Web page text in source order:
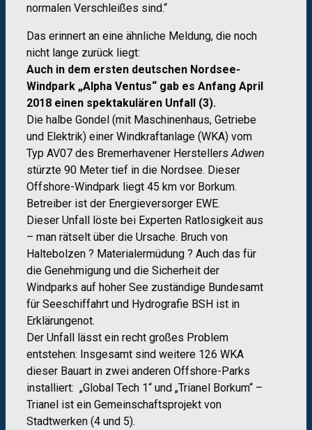
normalen Verschleißes sind.“
Das erinnert an eine ähnliche Meldung, die noch
nicht lange zurück liegt:
Auch in dem ersten deutschen Nordsee-
Windpark „Alpha Ventus“ gab es Anfang April
2018 einen spektakulären Unfall (3).
Die halbe Gondel (mit Maschinenhaus, Getriebe
und Elektrik) einer Windkraftanlage (WKA) vom
Typ AV07 des Bremerhavener Herstellers Adwen
stürzte 90 Meter tief in die Nordsee. Dieser
Offshore-Windpark liegt 45 km vor Borkum.
Betreiber ist der Energieversorger EWE.
Dieser Unfall löste bei Experten Ratlosigkeit aus
– man rätselt über die Ursache. Bruch von
Haltebolzen ? Materialermüdung ? Auch das für
die Genehmigung und die Sicherheit der
Windparks auf hoher See zuständige Bundesamt
für Seeschiffahrt und Hydrografie BSH ist in
Erklärungenot.
Der Unfall lässt ein recht großes Problem
entstehen: Insgesamt sind weitere 126 WKA
dieser Bauart in zwei anderen Offshore-Parks
installiert: „Global Tech 1“ und „Trianel Borkum“ –
Trianel ist ein Gemeinschaftsprojekt von
Stadtwerken (4 und 5).